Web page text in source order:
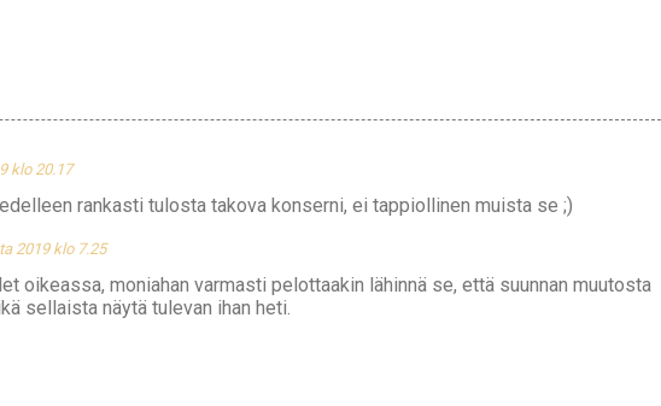
klo 20.17
rankasti tulosta takova konserni, ei tappiollinen muista se ;)
2019 klo 7.25
oikeassa, moniahan varmasti pelottaakin lähinnä se, että suunnan muutosta
sellaista näytä tulevan ihan heti.